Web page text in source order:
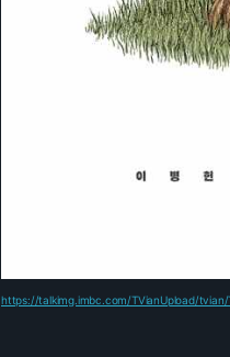
https://talkimg.imbc.com/TVianUpload/